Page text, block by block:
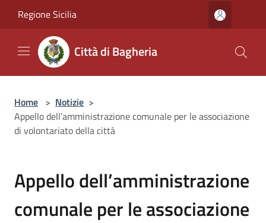
Regione Sicilia
Città di Bagheria
Home > Notizie >
Appello dell’amministrazione comunale per le associazione
di volontariato della città
Appello dell’amministrazione
comunale per le associazione